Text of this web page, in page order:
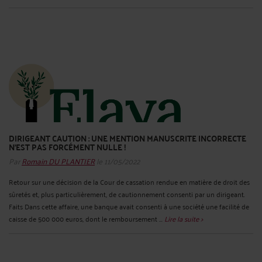
DIRIGEANT CAUTION : UNE MENTION MANUSCRITE INCORRECTE
N’EST PAS FORCÉMENT NULLE !
Par Romain DU PLANTIERle 11/05/2022
Retour sur une décision de la Cour de cassation rendue en matière de droit des
sûretés et, plus particulièrement, de cautionnement consenti par un dirigeant.
Faits Dans cette affaire, une banque avait consenti à une société une facilité de
caisse de 500 000 euros, dont le remboursement ... Lire la suite >